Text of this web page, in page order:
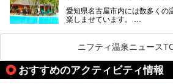
ご紹介します。
愛知県名古屋市内には数多くの
楽しませています。
ムリエの目線で紹介していきま
名古屋市内にはスーパー銭湯や
行こうかな？」と悩んでしまう
ぜひこの記事を参考にして「キ
てみるのはいかがでしょうか？
ニフティ温泉ニュース
おすすめのアクティビティ情報